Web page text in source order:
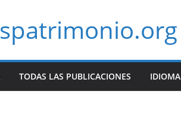
TODAS LAS PUBLICACIONES IDIOMA